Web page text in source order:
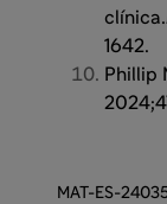
clínica.
1642.
Phillip
MAT-ES-